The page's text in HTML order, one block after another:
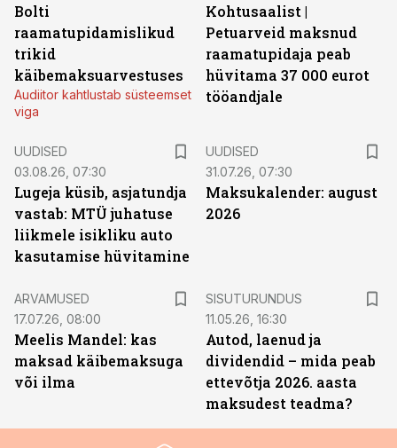
Bolti
raamatupidamislikud
trikid
käibemaksuarvestuses
Audiitor kahtlustab süsteemset
viga
Kohtusaalist |
Petuarveid maksnud
raamatupidaja peab
hüvitama 37 000 eurot
tööandjale
UUDISED
03.08.26, 07:30
Lugeja küsib, asjatundja
vastab: MTÜ juhatuse
liikmele isikliku auto
kasutamise hüvitamine
UUDISED
31.07.26, 07:30
Maksukalender: august
2026
ARVAMUSED
17.07.26, 08:00
Meelis Mandel: kas
maksad käibemaksuga
või ilma
SISUTURUNDUS
11.05.26, 16:30
Autod, laenud ja
dividendid – mida peab
ettevõtja 2026. aasta
maksudest teadma?